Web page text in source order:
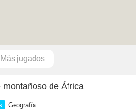
Más jugados
montañoso de África
Geografía